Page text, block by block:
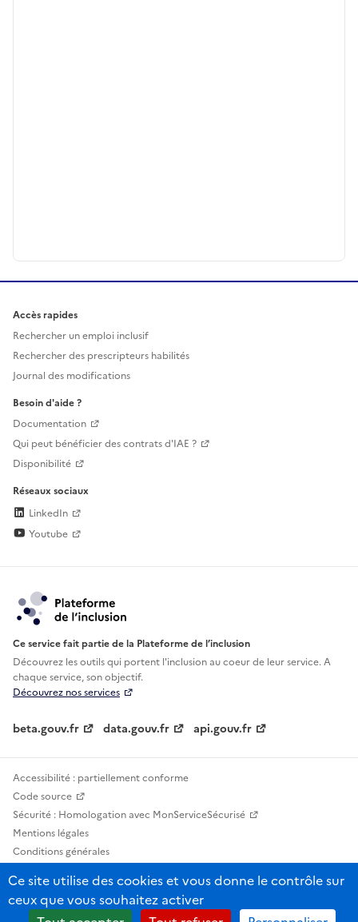
Accès rapides
Rechercher un emploi inclusif
Rechercher des prescripteurs habilités
Journal des modifications
Besoin d'aide ?
Documentation
Qui peut bénéficier des contrats d'IAE ?
Disponibilité
Réseaux sociaux
LinkedIn
Youtube
Ce service fait partie de la Plateforme de l’inclusion
Découvrez les outils qui portent l'inclusion aucoeur de leur service. A
chaque service, son objectif.
Découvrez nos services
beta.gouv.fr data.gouv.fr api.gouv.fr
Accessibilité : partiellement conforme
Code source
Sécurité : Homologation avec MonServiceSécurisé
Mentions légales
Conditions générales
Statistiques, lexiques et indicateurs
Sauf mention contraire, tous les contenus de ce site sont sous licence
Ce site utilise des cookies et vous donne le contrôle sur
ceux que vous souhaitez activer